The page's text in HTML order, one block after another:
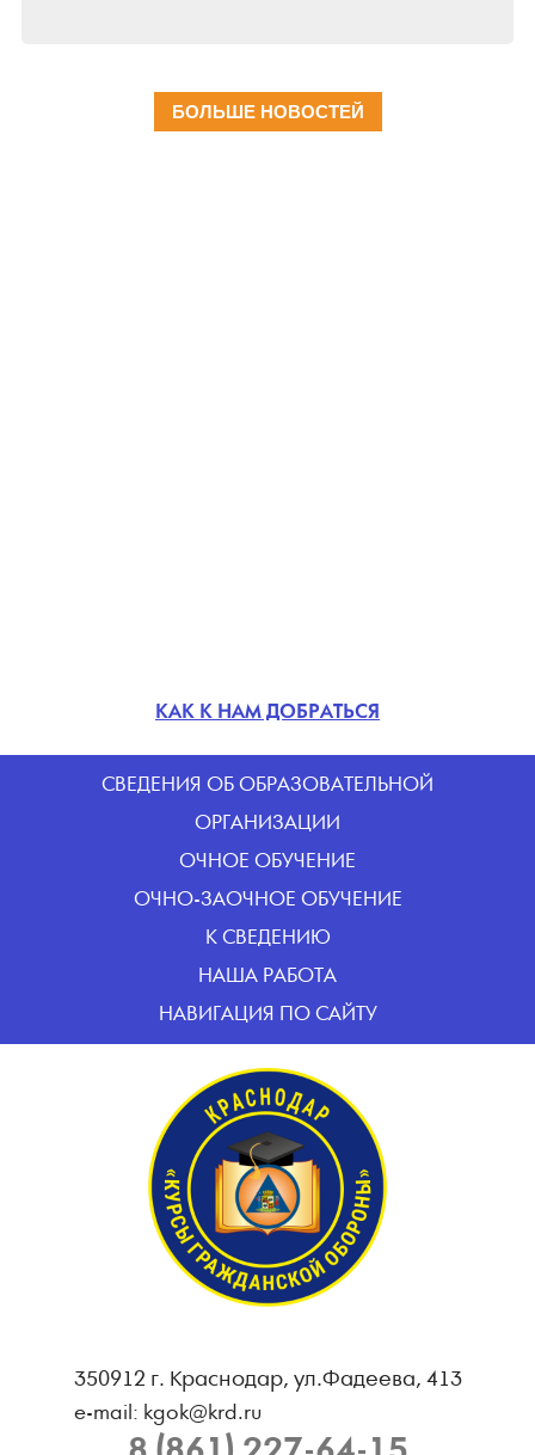
БОЛЬШЕ НОВОСТЕЙ
КАК К НАМ ДОБРАТЬСЯ
CВЕДЕНИЯ ОБ ОБРАЗОВАТЕЛЬНОЙ
ОРГАНИЗАЦИИ
ОЧНОЕ ОБУЧЕНИЕ
ОЧНО-ЗАОЧНОЕ ОБУЧЕНИЕ
К СВЕДЕНИЮ
НАША РАБОТА
НАВИГАЦИЯ ПО САЙТУ
350912 г. Краснодар, ул.Фадеева, 413
e-mail: kgok@krd.ru